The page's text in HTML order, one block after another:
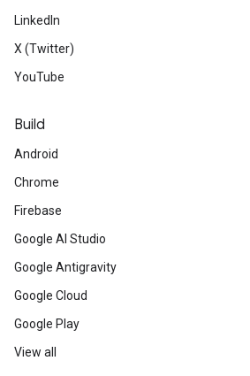
LinkedIn
X (Twitter)
YouTube
Build
Android
Chrome
Firebase
Google AI Studio
Google Antigravity
Google Cloud
Google Play
View all